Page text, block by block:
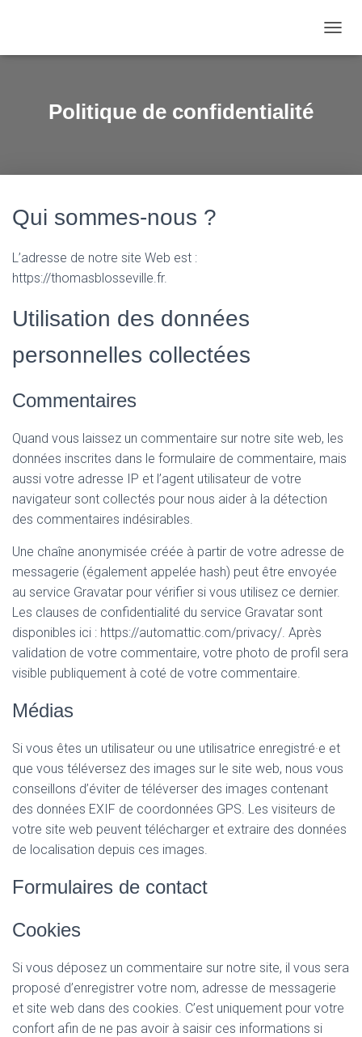
É
N
Politique de confidentialité
Qui sommes-nous ?
L’adresse de notre site Web est :
https://thomasblosseville.fr.
Utilisation des données
personnelles collectées
Commentaires
Quand vous laissez un commentaire sur notre site web, les
données inscrites dans le formulaire de commentaire, mais
aussi votre adresse IP et l’agent utilisateur de votre
navigateur sont collectés pour nous aider à la détection
des commentaires indésirables.
Une chaîne anonymisée créée à partir de votre adresse de
messagerie (également appelée hash) peut être envoyée
au service Gravatar pour vérifier si vous utilisez ce dernier.
Les clauses de confidentialité du service Gravatar sont
disponibles ici : https://automattic.com/privacy/. Après
validation de votre commentaire, votre photo de profil sera
visible publiquement à coté de votre commentaire.
Médias
Si vous êtes un utilisateur ou une utilisatrice enregistré·e et
que vous téléversez des images sur le site web, nous vous
conseillons d’éviter de téléverser des images contenant
des données EXIF de coordonnées GPS. Les visiteurs de
votre site web peuvent télécharger et extraire des données
de localisation depuis ces images.
Formulaires de contact
Cookies
Si vous déposez un commentaire sur notre site, il vous sera
proposé d’enregistrer votre nom, adresse de messagerie
et site web dans des cookies. C’est uniquement pour votre
confort afin de ne pas avoir à saisir ces informations si